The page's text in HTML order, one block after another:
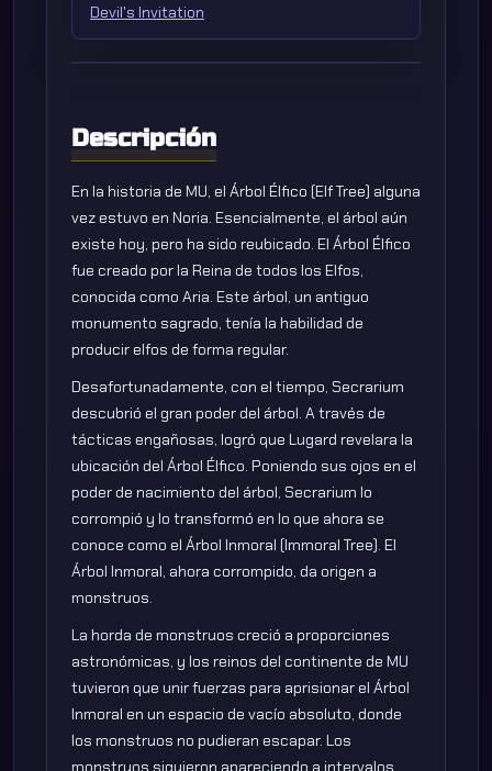
Devil's Invitation
Descripción
En la historia de MU, el Árbol Élfico (Elf Tree) alguna
vez estuvo en Noria. Esencialmente, el árbol aún
existe hoy, pero ha sido reubicado. El Árbol Élfico
fue creado por la Reina de todos los Elfos,
conocida como Aria. Este árbol, un antiguo
monumento sagrado, tenía la habilidad de
producir elfos de forma regular.
Desafortunadamente, con el tiempo, Secrarium
descubrió el gran poder del árbol. A través de
tácticas engañosas, logró que Lugard revelara la
ubicación del Árbol Élfico. Poniendo sus ojos en el
poder de nacimiento del árbol, Secrarium lo
corrompió y lo transformó en lo que ahora se
conoce como el Árbol Inmoral (Immoral Tree). El
Árbol Inmoral, ahora corrompido, da origen a
monstruos.
La horda de monstruos creció a proporciones
astronómicas, y los reinos del continente de MU
tuvieron que unir fuerzas para aprisionar el Árbol
Inmoral en un espacio de vacío absoluto, donde
los monstruos no pudieran escapar. Los
monstruos siguieron apareciendo a intervalos